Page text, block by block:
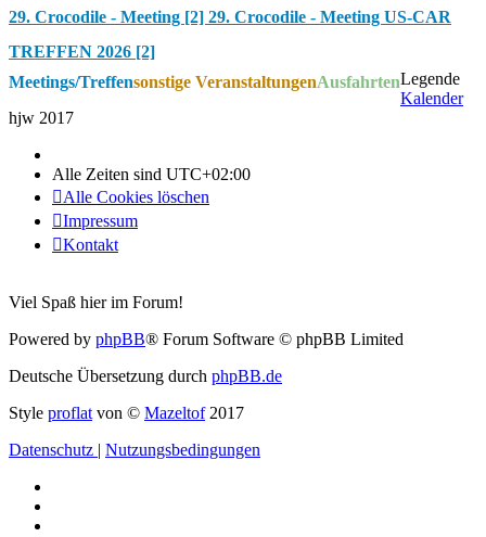
29. Crocodile - Meeting [2] 29. Crocodile - Meeting US-CAR
TREFFEN 2026 [2]
Legende
Meetings/Treffensonstige VeranstaltungenAusfahrten
Kalender
hjw 2017
Alle Zeiten sind UTC+02:00
Alle Cookies löschen
Impressum
Kontakt
Viel Spaß hier im Forum!
Powered by phpBB® Forum Software © phpBB Limited
Deutsche Übersetzung durch phpBB.de
Style proflat von © Mazeltof2017
Datenschutz | Nutzungsbedingungen